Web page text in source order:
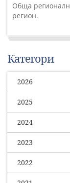
Обща
регион.
Категори
2026
2025
2024
2023
2022